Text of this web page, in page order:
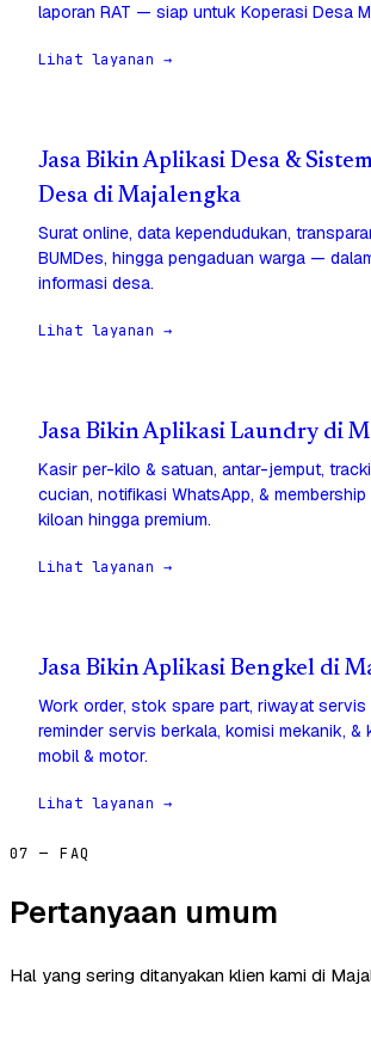
laporan RAT — siap untuk Koperasi Desa
Lihat layanan →
Jasa Bikin Aplikasi Desa &
Desa di Majalengka
Surat online, data kependudukan,
BUMDes, hingga pengaduan warga —
informasi desa.
Lihat layanan →
Jasa Bikin Aplikasi Laundry di
Kasir per-kilo & satuan, antar-jemput,
cucian, notifikasi WhatsApp, &
kiloan hingga premium.
Lihat layanan →
Jasa Bikin Aplikasi Bengkel di
Work order, stok spare part, riwayat servis
reminder servis berkala, komisi mekanik,
mobil & motor.
Lihat layanan →
07 — FAQ
Pertanyaan umum
Hal yang sering ditanyakan klien kami di